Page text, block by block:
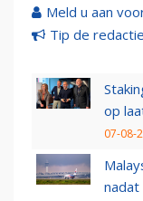
Meld u aan
Tip de redactie
op
07-08-
nadat